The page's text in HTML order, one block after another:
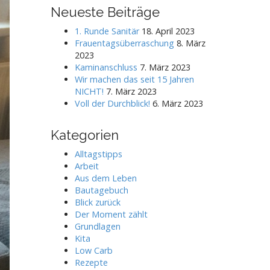
c
Neueste Beiträge
1. Runde Sanitär 18. April 2023
Frauentagsüberraschung 8. März
2023
Kaminanschluss 7. März 2023
Wir machen das seit 15 Jahren
NICHT! 7. März 2023
Voll der Durchblick! 6. März 2023
Kategorien
Alltagstipps
Arbeit
Aus dem Leben
Bautagebuch
Blick zurück
Der Moment zählt
Grundlagen
Kita
Low Carb
Rezepte